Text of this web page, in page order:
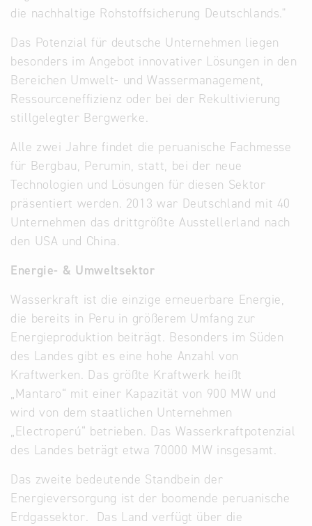
die nachhaltige Rohstoffsicherung Deutschlands."
Das Potenzial für deutsche Unternehmen liegen
besonders im Angebot innovativer Lösungen in den
Bereichen Umwelt- und Wassermanagement,
Ressourceneffizienz oder bei der Rekultivierung
stillgelegter Bergwerke.
Alle zwei Jahre findet die peruanische Fachmesse
für Bergbau, Perumin, statt, bei der neue
Technologien und Lösungen für diesen Sektor
präsentiert werden. 2013 war Deutschland mit 40
Unternehmen das drittgrößte Ausstellerland nach
den USA und China.
Energie- & Umweltsektor
Wasserkraft ist die einzige erneuerbare Energie,
die bereits in Peru in größerem Umfang zur
Energieproduktion beiträgt. Besonders im Süden
des Landes gibt es eine hohe Anzahl von
Kraftwerken. Das größte Kraftwerk heißt
„Mantaro“ mit einer Kapazität von 900 MW und
wird von dem staatlichen Unternehmen
„Electroperú“ betrieben. Das Wasserkraftpotenzial
des Landes beträgt etwa 70000 MW insgesamt.
Das zweite bedeutende Standbein der
Energieversorgung ist der boomende peruanische
Erdgassektor. Das Land verfügt über die